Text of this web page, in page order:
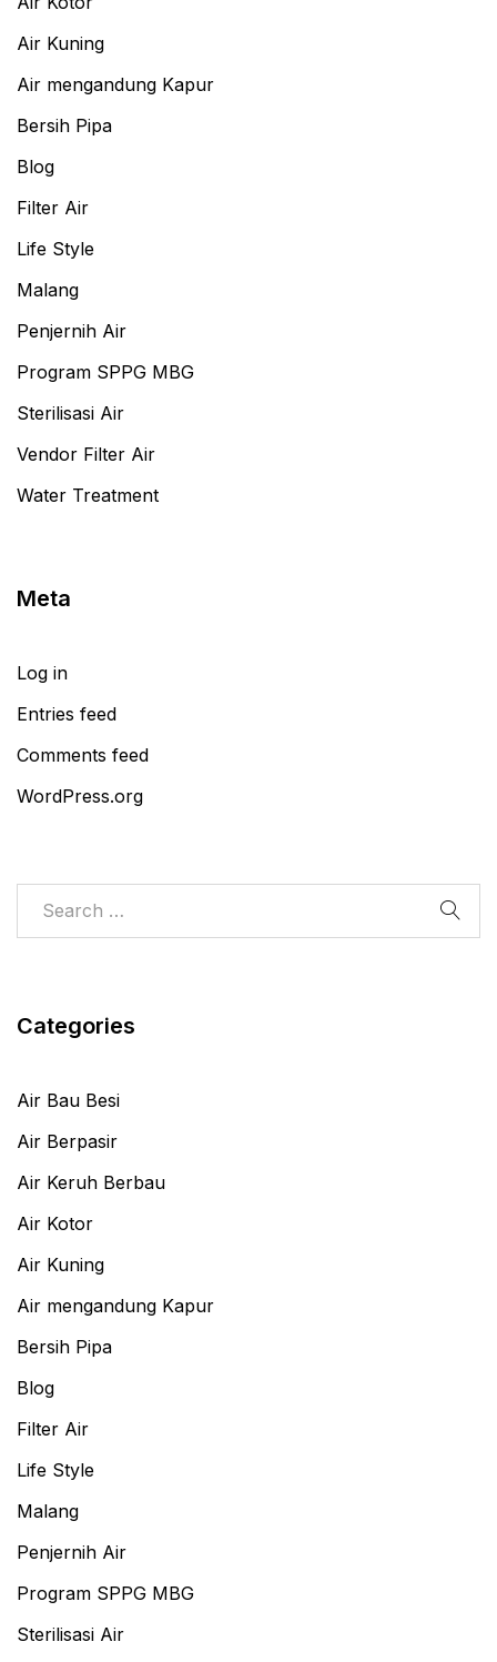
Air Kuning
Air mengandung Kapur
Bersih Pipa
Blog
Filter Air
Life Style
Malang
Penjernih Air
Program SPPG MBG
Sterilisasi Air
Vendor Filter Air
Water Treatment
Meta
Log in
Entries feed
Comments feed
WordPress.org
Categories
Air Bau Besi
Air Berpasir
Air Keruh Berbau
Air Kotor
Air Kuning
Air mengandung Kapur
Bersih Pipa
Blog
Filter Air
Life Style
Malang
Penjernih Air
Program SPPG MBG
Sterilisasi Air